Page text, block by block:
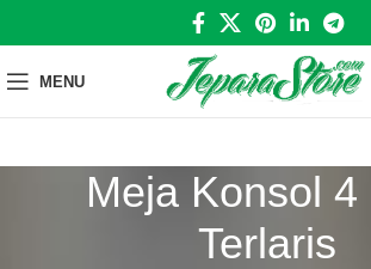
MENU
Meja Konsol 4
Terlaris